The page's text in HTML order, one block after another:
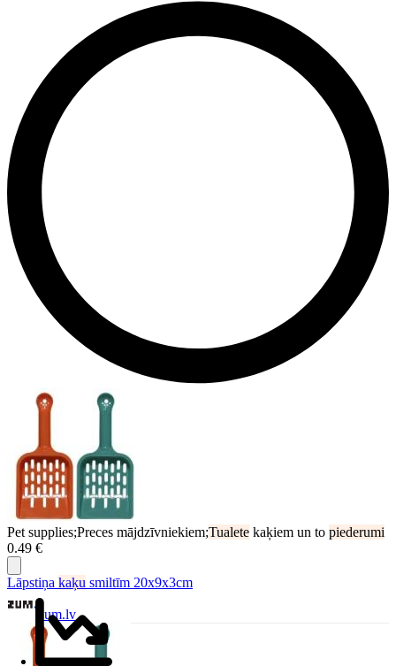
Pet supplies;Preces mājdzīvniekiem;Tualete kaķiem un to piederumi
0.49 €
Lāpstiņa kaķu smiltīm 20x9x3cm
Zum.lv